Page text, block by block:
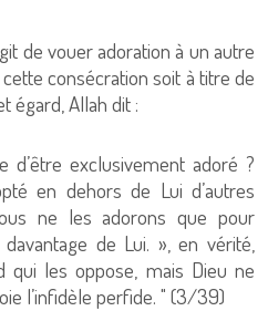
de vouer adoration à un autre
consécration soit à titre de
égard, Allah dit :
d’être exclusivement adoré ?
en dehors de Lui d’autres
ne les adorons que pour
de Lui. », en vérité,
qui les oppose, mais Dieu ne
l’infidèle perfide. " (3/39)